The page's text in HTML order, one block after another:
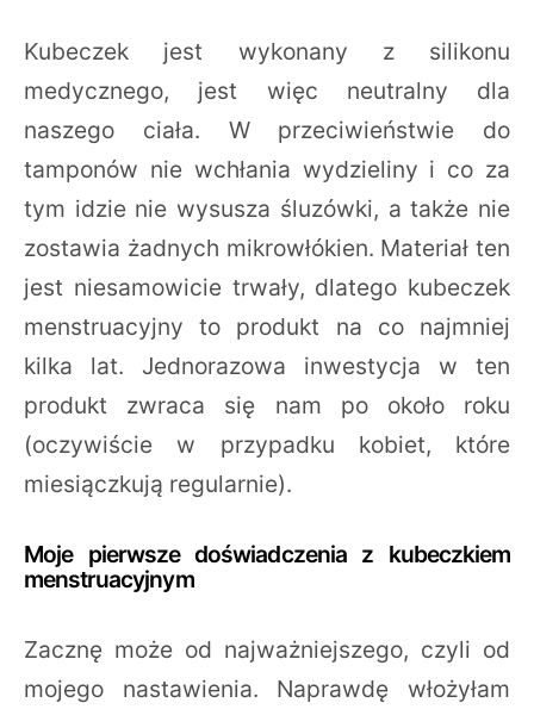
Kubeczek jest wykonany z silikonu
medycznego, jest więc neutralny dla
naszego ciała. W przeciwieństwie do
tamponów nie wchłania wydzieliny i co za
tym idzie nie wysusza śluzówki, a także nie
zostawia żadnych mikrowłókien. Materiał ten
jest niesamowicie trwały, dlatego kubeczek
menstruacyjny to produkt na co najmniej
kilka lat. Jednorazowa inwestycja w ten
produkt zwraca się nam po około roku
(oczywiście w przypadku kobiet, które
miesiączkują regularnie).
Moje pierwsze doświadczenia z kubeczkiem
menstruacyjnym
Zacznę może od najważniejszego, czyli od
mojego nastawienia. Naprawdę włożyłam